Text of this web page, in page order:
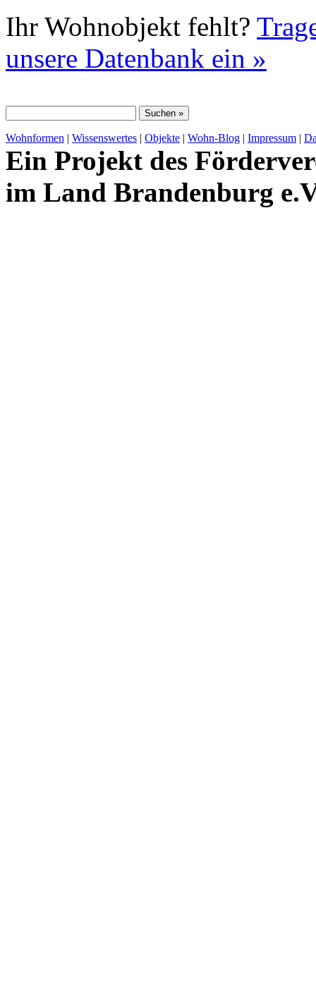
Ihr Wohnobjekt fehlt?
unsere Datenbank ein »
Wohnformen | Wissenswertes | Objekte | Wohn-Blog | Impressum |
Ein Projekt des
im Land Brandenburg